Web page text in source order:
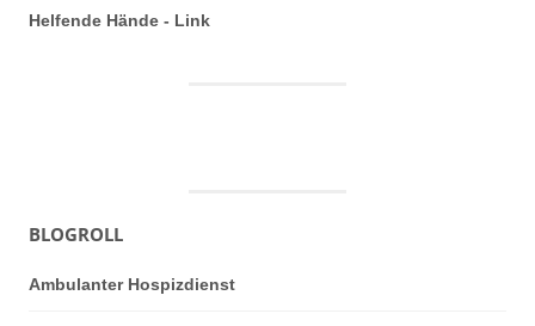
Helfende Hände - Link
BLOGROLL
Ambulanter Hospizdienst